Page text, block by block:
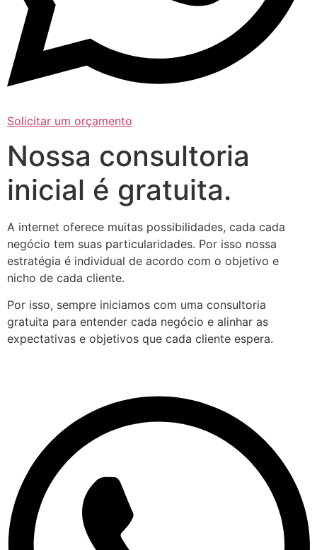
Solicitar um orçamento
Nossa consultoria
inicial é gratuita.
A internet oferece muitas possibilidades, cada cada
negócio tem suas particularidades. Por isso nossa
estratégia é individual de acordo com o objetivo e
nicho de cada cliente.
Por isso, sempre iniciamos com uma consultoria
gratuita para entender cada negócio e alinhar as
expectativas e objetivos que cada cliente espera.